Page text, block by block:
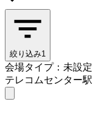
絞り込み1
会場タイプ：未設定
テレコムセンター駅